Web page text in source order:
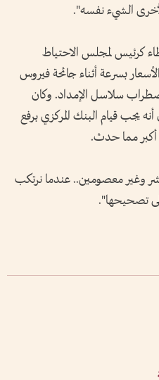
الشيء نفسه".
كرئيس لمجلس الاحتياط
بسرعة أثناء جائحة فيروس
عام 2020 نتيجة اضطراب سلاسل الإمداد. وكان
يجب قيام البنك المركزي برفع
أكبر مما حدث.
وغير معصومين.. عندما نرتكب
تصحيحها".